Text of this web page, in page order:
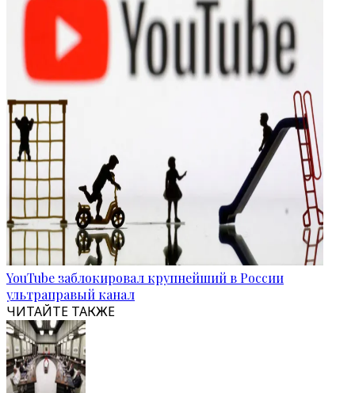
YouTube заблокировал крупнейший в России
ультраправый канал
ЧИТАЙТЕ ТАКЖЕ